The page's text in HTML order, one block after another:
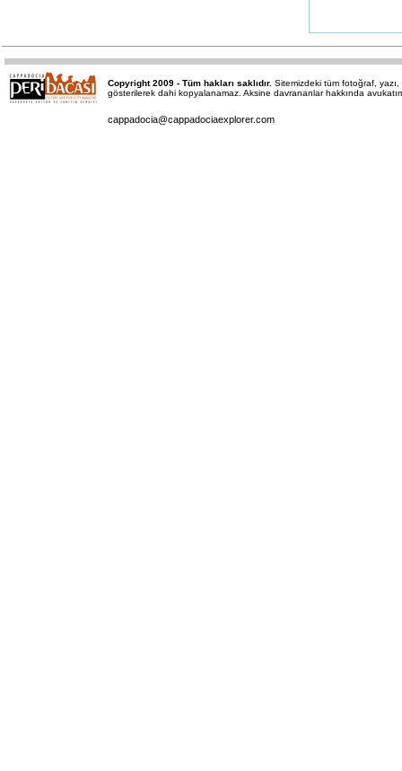
Copyright 2009 - Tüm hakları saklıdır. Sitemizdeki tüm fotoğraf,
gösterilerek dahi kopyalanamaz. Aksine davrananlar hakkında
cappadocia@cappadociaexplorer.com